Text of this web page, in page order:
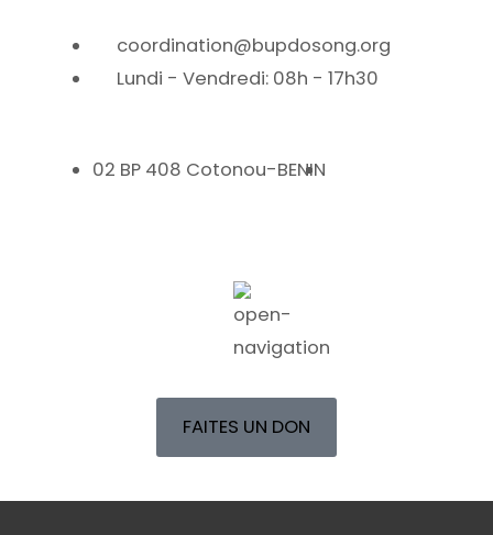
coordination@bupdosong.org
Lundi - Vendredi: 08h - 17h30
02 BP 408 Cotonou-BENIN
FAITES UN DON